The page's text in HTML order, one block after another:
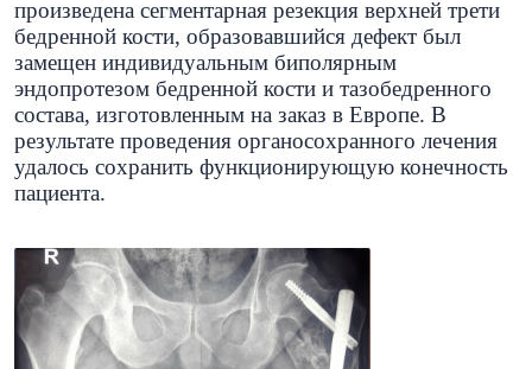
произведена сегментарная резекция верхней трети
бедренной кости, образовавшийся дефект был
замещен индивидуальным биполярным
эндопротезом бедренной кости и тазобедренного
состава, изготовленным на заказ в Европе. В
результате проведения органосохранного лечения
удалось сохранить функционирующую конечность
пациента.